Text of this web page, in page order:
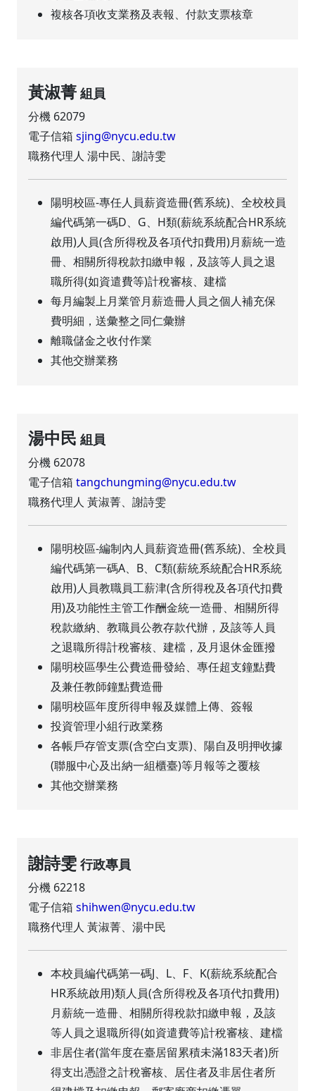
複核各項收支業務及表報、付款支票核章
黃淑菁 組員
分機 62079
電子信箱sjing@nycu.edu.tw
職務代理人 湯中民、謝詩雯
陽明校區-專任人員薪資造冊(舊系統)、全校校員
編代碼第一碼D、G、H類(薪統系統配合HR系統
啟用)人員(含所得稅及各項代扣費用)月薪統一造
冊、相關所得稅款扣繳申報，及該等人員之退
職所得(如資遣費等)計稅審核、建檔
每月編製上月業管月薪造冊人員之個人補充保
費明細，送彙整之同仁彙辦
離職儲金之收付作業
其他交辦業務
湯中民 組員
分機 62078
電子信箱tangchungming@nycu.edu.tw
職務代理人 黃淑菁、謝詩雯
陽明校區-編制內人員薪資造冊(舊系統)、全校員
編代碼第一碼A、B、C類(薪統系統配合HR系統
啟用)人員教職員工薪津(含所得稅及各項代扣費
用)及功能性主管工作酬金統一造冊、相關所得
稅款繳納、教職員公教存款代辦，及該等人員
之退職所得計稅審核、建檔，及月退休金匯撥
陽明校區學生公費造冊發給、專任超支鐘點費
及兼任教師鐘點費造冊
陽明校區年度所得申報及媒體上傳、簽報
投資管理小組行政業務
各帳戶存管支票(含空白支票)、陽自及明押收據
(聯服中心及出納一組櫃臺)等月報等之覆核
其他交辦業務
謝詩雯 行政專員
分機 62218
電子信箱shihwen@nycu.edu.tw
職務代理人 黃淑菁、湯中民
本校員編代碼第一碼J、L、F、K(薪統系統配合
HR系統啟用)類人員(含所得稅及各項代扣費用)
月薪統一造冊、相關所得稅款扣繳申報，及該
等人員之退職所得(如資遣費等)計稅審核、建檔
非居住者(當年度在臺居留累積未滿183天者)所
得支出憑證之計稅審核、居住者及非居住者所